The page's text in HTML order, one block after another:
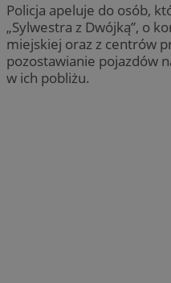
Policja apeluje do osób,
„Sylwestra z Dwójką”, o
miejskiej oraz z centrów
pozostawianie pojazdów
w ich pobliżu.